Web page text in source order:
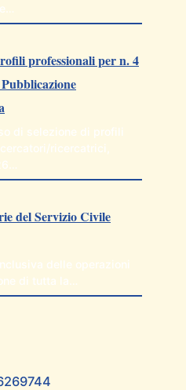
professionali per n. 4
di selezione di profili
ricercatrici,
del Servizio Civile
delle operazioni
di tutta la…